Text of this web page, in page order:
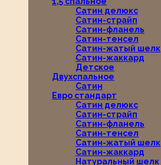
Сатин делюкс
Сатин-страйп
Сатин-фланель
Сатин-тенсел
Сатин-жатый шелк
Сатин-жаккард
Детское
Двухспальное
Сатин
Евро стандарт
Сатин делюкс
Сатин-страйп
Сатин-фланель
Сатин-тенсел
Сатин-жатый шелк
Сатин-жаккард
Натуральный шелк